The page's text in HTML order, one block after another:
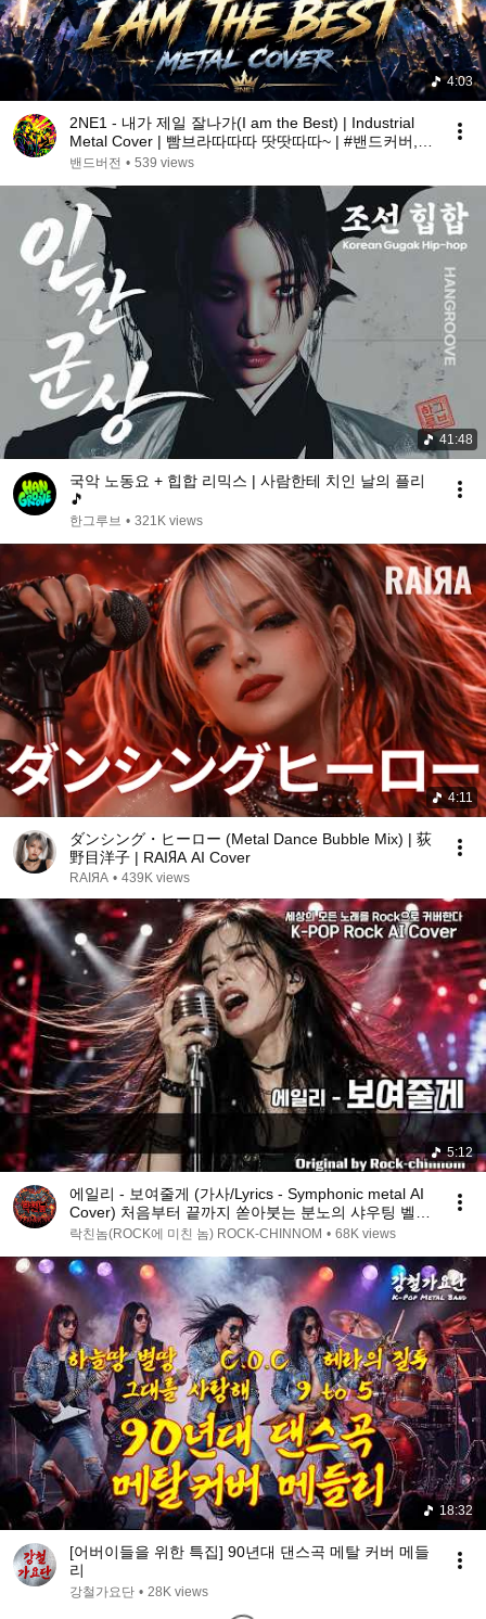
4:03
2NE1 - 내가 제일 잘나가(I am the Best) | Industrial
Metal Cover | 빰브라따따따 땃땃따따~ | #밴드커버,
밴드 커버
밴드버전 • 539 views
41:48
국악 노동요 + 힙합 리믹스 | 사람한테 치인 날의 플리
🎵
한그루브 • 321K views
4:11
ダンシング・ヒーロー (Metal Dance Bubble Mix) | 荻
野目洋子 | RAIЯA AI Cover
RAIЯA • 439K views
5:12
에일리 - 보여줄게 (가사/Lyrics - Symphonic metal AI
Cover) 처음부터 끝까지 쏟아붓는 분노의 샤우팅 벨팅
(K-POP ROCK AI COVER)
락친놈(ROCK에 미친 놈) ROCK-CHINNOM • 68K views
18:32
[어버이들을 위한 특집] 90년대 댄스곡 메탈 커버 메들
리
강철가요단 • 28K views